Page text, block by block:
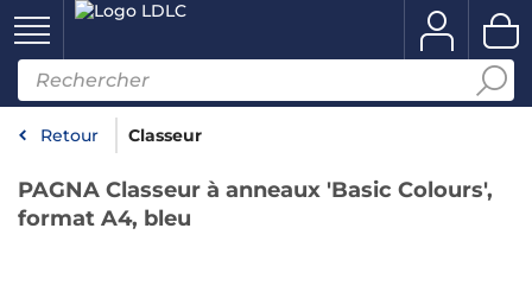
Retour Classeur
PAGNA Classeur à anneaux 'Basic Colours',
format A4, bleu